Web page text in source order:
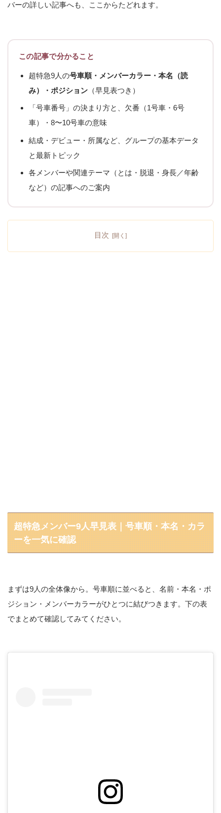
バーの詳しい記事へも、ここからたどれます。
この記事で分かること
超特急9人の号車順・メンバーカラー・本名（読
み）・ポジション（早見表つき）
「号車番号」の決まり方と、欠番（1号車・6号
車）・8〜10号車の意味
結成・デビュー・所属など、グループの基本データ
と最新トピック
各メンバーや関連テーマ（とは・脱退・身長／年齢
など）の記事へのご案内
目次
超特急メンバー9人早見表｜号車順・本名・カラ
ーを一気に確認
まずは9人の全体像から。号車順に並べると、名前・本名・ポ
ジション・メンバーカラーがひとつに結びつきます。下の表
でまとめて確認してみてください。